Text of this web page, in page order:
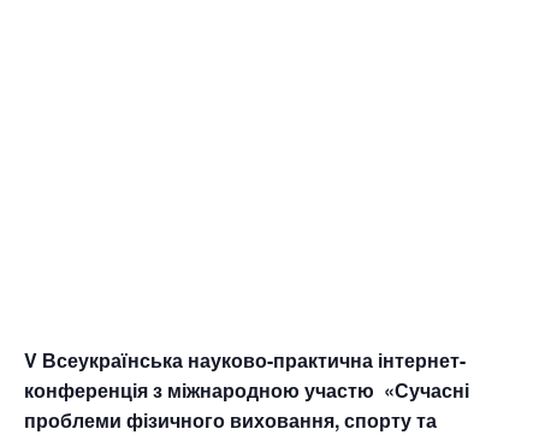
V Всеукраїнська науково-практична інтернет-
конференція з міжнародною участю «Сучасні
проблеми фізичного виховання, спорту та